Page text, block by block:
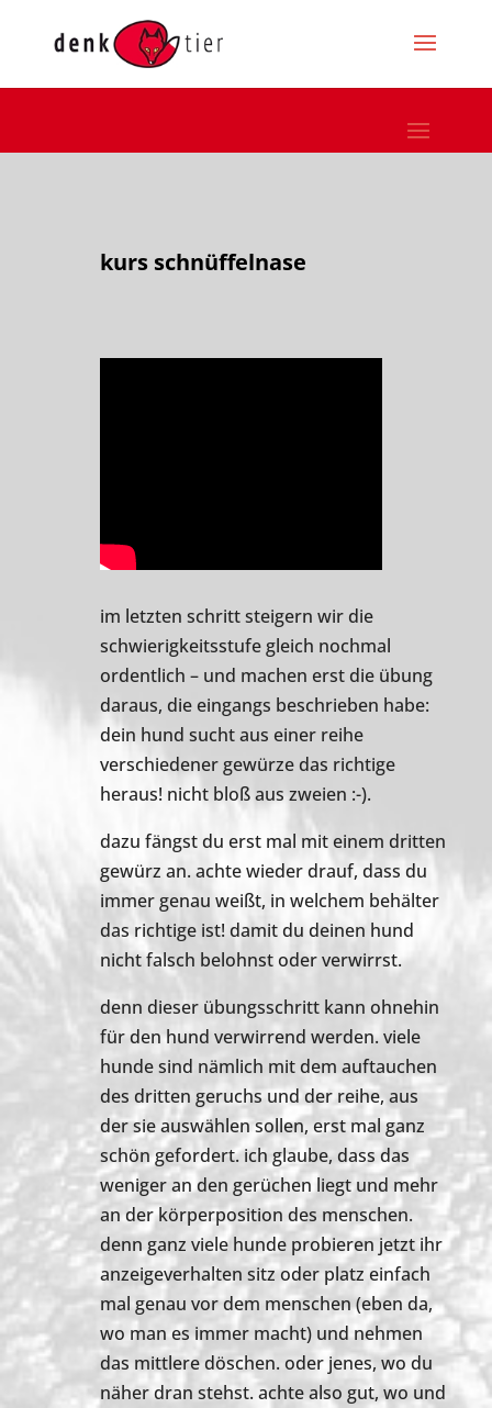
kurs schnüffelnase
im letzten schritt steigern wir die
schwierigkeitsstufe gleich nochmal
ordentlich – und machen erst die übung
daraus, die eingangs beschrieben habe:
dein hund sucht aus einer reihe
verschiedener gewürze das richtige
heraus! nicht bloß aus zweien :-).
dazu fängst du erst mal mit einem dritten
gewürz an. achte wieder drauf, dass du
immer genau weißt, in welchem behälter
das richtige ist! damit du deinen hund
nicht falsch belohnst oder verwirrst.
denn dieser übungsschritt kann ohnehin
für den hund verwirrend werden. viele
hunde sind nämlich mit dem auftauchen
des dritten geruchs und der reihe, aus
der sie auswählen sollen, erst mal ganz
schön gefordert. ich glaube, dass das
weniger an den gerüchen liegt und mehr
an der körperposition des menschen.
denn ganz viele hunde probieren jetzt ihr
anzeigeverhalten sitz oder platz einfach
mal genau vor dem menschen (eben da,
wo man es immer macht) und nehmen
das mittlere döschen. oder jenes, wo du
näher dran stehst. achte also gut, wo und